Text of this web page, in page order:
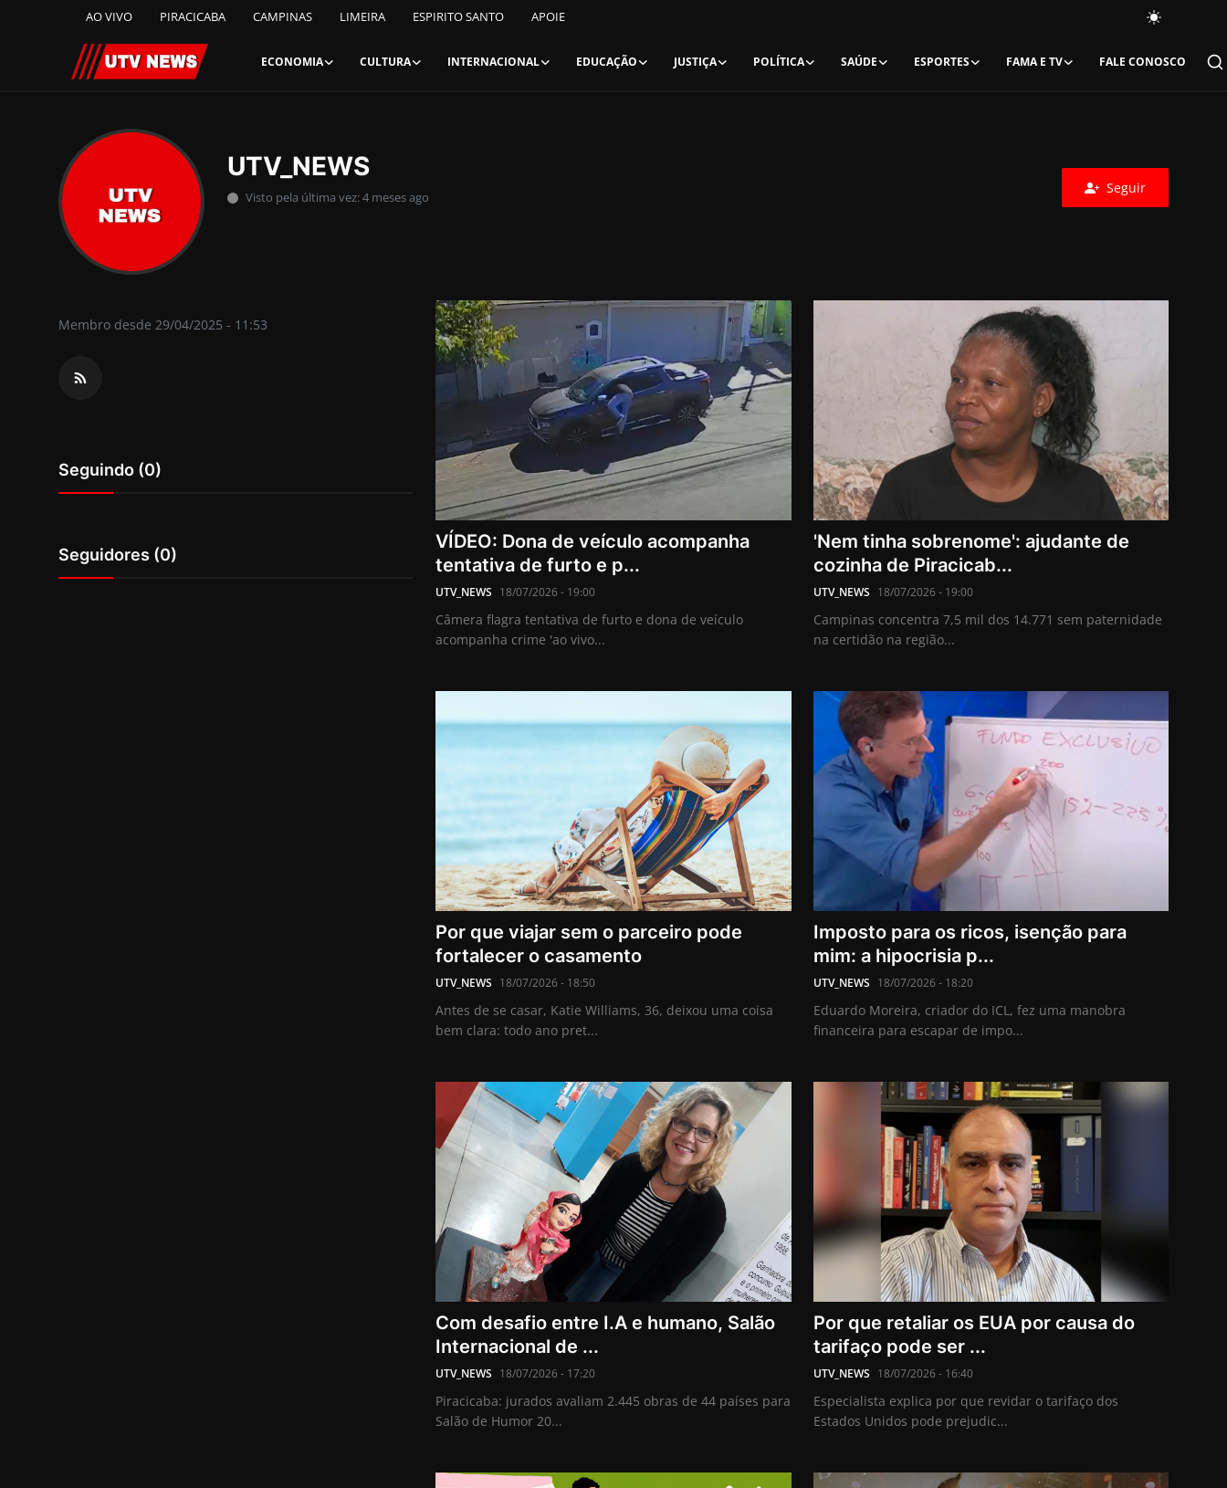
AO VIVO PIRACICABA CAMPINAS LIMEIRA ESPIRITO SANTO APOIE
ECONOMIA CULTURA INTERNACIONAL EDUCAÇÃO JUSTIÇA POLÍTICA SAÚDE ESPORTES FAMA E TV FALE CONOSCO
PIRACICABA
CAMPINAS
Justiça
UTV_NEWS
Visto pela última vez: 4 meses ago
Seguir
Membro desde 29/04/2025 - 11:53
Seguindo (0)
Seguidores (0)
VÍDEO: Dona de veículo acompanha
tentativa de furto e p...
UTV_NEWS 18/07/2026 - 19:00
Câmera flagra tentativa de furto e dona de veículo
acompanha crime 'ao vivo...
'Nem tinha sobrenome': ajudante de
cozinha de Piracicab...
UTV_NEWS 18/07/2026 - 19:00
Campinas concentra 7,5 mil dos 14.771 sem paternidade
na certidão na região...
Por que viajar sem o parceiro pode
fortalecer o casamento
UTV_NEWS 18/07/2026 - 18:50
Antes de se casar, Katie Williams, 36, deixou uma coisa
bem clara: todo ano pret...
Imposto para os ricos, isenção para
mim: a hipocrisia p...
UTV_NEWS 18/07/2026 - 18:20
Eduardo Moreira, criador do ICL, fez uma manobra
financeira para escapar de impo...
Com desafio entre I.A e humano, Salão
Internacional de ...
UTV_NEWS 18/07/2026 - 17:20
Piracicaba: jurados avaliam 2.445 obras de 44 países para
Salão de Humor 20...
Por que retaliar os EUA por causa do
tarifaço pode ser ...
UTV_NEWS 18/07/2026 - 16:40
Especialista explica por que revidar o tarifaço dos
Estados Unidos pode prejudic...